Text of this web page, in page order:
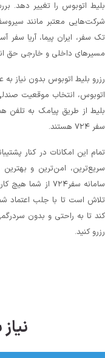
بلیط اتوبوس را تغییر دهد.
شرکت‌هایی معتبر مانند
تک سفر، ایران پیما، آریا سفر
مسیرهای داخلی و خارجی حق
رزرو بلیط اتوبوس بدون نیاز
اتوبوس، انتخاب موقعیت
بلیط از طریق پیامک به تلفن
سفر ۷۲۴ هستند.
سریع‌ترین، امن‌ترین و
سامانه سفر۷۲۴
تلاش است تا با جلب اعتماد
کند تا به راحتی و بدون
رزرو کنید.